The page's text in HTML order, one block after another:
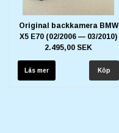
Original backkamera BMW
X5 E70 (02/2006 — 03/2010)
2.495,00 SEK
Läs mer